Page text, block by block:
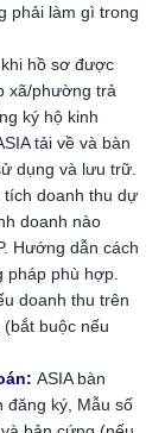
phải làm gì trong
hồ sơ được
xã/phường trả
ký hộ kinh
tải về và bàn
dụng và lưu trữ.
tích doanh thu dự
doanh nào
Hướng dẫn cách
pháp phù hợp.
doanh thu trên
buộc nếu
ASIA bàn
đăng ký, Mẫu số